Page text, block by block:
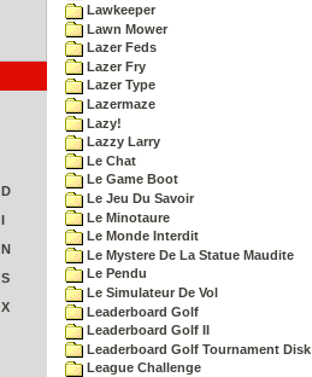
D
I
N
S
X
Lawkeeper
Lawn Mower
Lazer Feds
Lazer Fry
Lazer Type
Lazermaze
Lazy!
Lazzy Larry
Le Chat
Le Game Boot
Le Jeu Du Savoir
Le Minotaure
Le Monde Interdit
Le Mystere De La Statue Maudite
Le Pendu
Le Simulateur De Vol
Leaderboard Golf
Leaderboard Golf II
Leaderboard Golf Tournament Disk
League Challenge